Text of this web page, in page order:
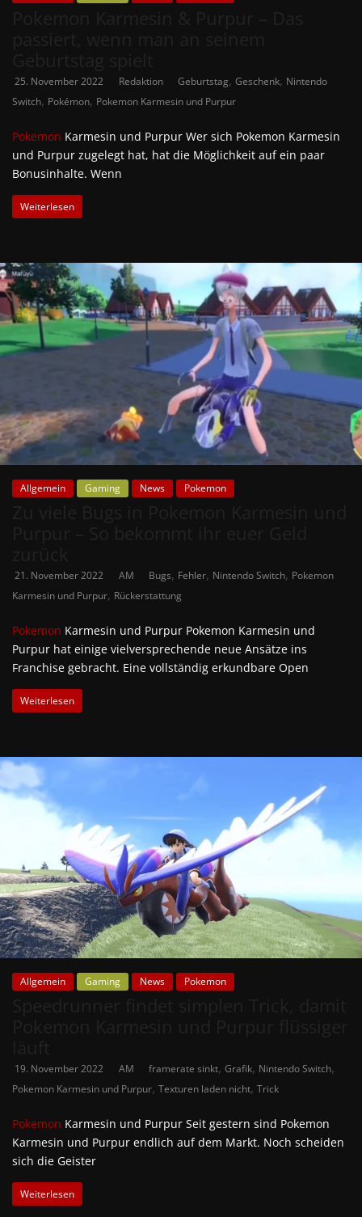
25. November 2022 Redaktion Geburtstag, Geschenk, Nintendo
Switch, Pokémon, Pokemon Karmesin und Purpur
Pokemon Karmesin und Purpur Wer sich Pokemon Karmesin
und Purpur zugelegt hat, hat die Möglichkeit auf ein paar
Bonusinhalte. Wenn
Weiterlesen
Allgemein Gaming News Pokemon
21. November 2022 AM Bugs, Fehler, Nintendo Switch, Pokemon
Karmesin und Purpur, Rückerstattung
Pokemon Karmesin und Purpur Pokemon Karmesin und
Purpur hat einige vielversprechende neue Ansätze ins
Franchise gebracht. Eine vollständig erkundbare Open
Weiterlesen
Allgemein Gaming News Pokemon
19. November 2022 AM framerate sinkt, Grafik, Nintendo Switch,
Pokemon Karmesin und Purpur, Texturen laden nicht, Trick
Pokemon Karmesin und Purpur Seit gestern sind Pokemon
Karmesin und Purpur endlich auf dem Markt. Noch scheiden
sich die Geister
Weiterlesen